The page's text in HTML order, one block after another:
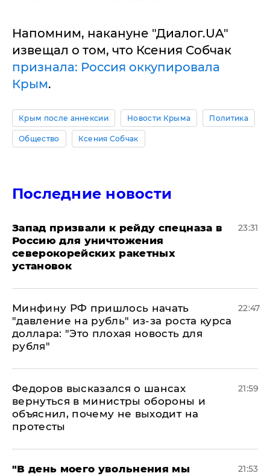
Напомним, накануне "Диалог.UA"
извещал о том, что Ксения Собчак
признала: Россия оккупировала
Крым.
Крым после аннексии Новости Крыма Политика
Общество Ксения Собчак
Последние новости
Запад призвали к рейду спецназа в
Россию для уничтожения
северокорейских ракетных
установок
23:31
Минфину РФ пришлось начать
"давление на рубль" из-за роста курса
доллара: "Это плохая новость для
рубля"
22:47
Федоров высказался о шансах
вернуться в министры обороны и
объяснил, почему не выходит на
протесты
21:59
​"В день моего увольнения мы
21:53